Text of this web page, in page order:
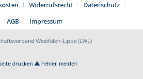
Widerrufsrecht
Datenschutz
AGB
Impressum
Westfalen-Lippe (LWL)
drucken Fehler melden